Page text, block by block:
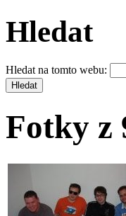
Hledat
Hledat na tomto webu:
Fotky z